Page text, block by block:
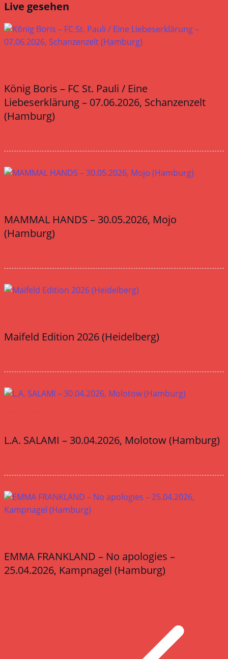
Live gesehen
König Boris – FC St. Pauli / Eine
Liebeserklärung – 07.06.2026, Schanzenzelt
(Hamburg)
MAMMAL HANDS – 30.05.2026, Mojo
(Hamburg)
Maifeld Edition 2026 (Heidelberg)
L.A. SALAMI – 30.04.2026, Molotow (Hamburg)
EMMA FRANKLAND – No apologies –
25.04.2026, Kampnagel (Hamburg)